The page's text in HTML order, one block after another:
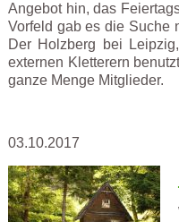
Angebot hin, das
Vorfeld gab es die Suche
Der Holzberg bei
externen Kletterern
ganze Menge Mitglieder.
03.10.2017